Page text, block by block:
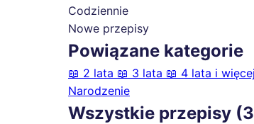
Codziennie
Nowe przepisy
Powiązane kategorie
📖 2 lata 📖 3 lata 📖 4 lata i więcej
Narodzenie
Wszystkie przepisy